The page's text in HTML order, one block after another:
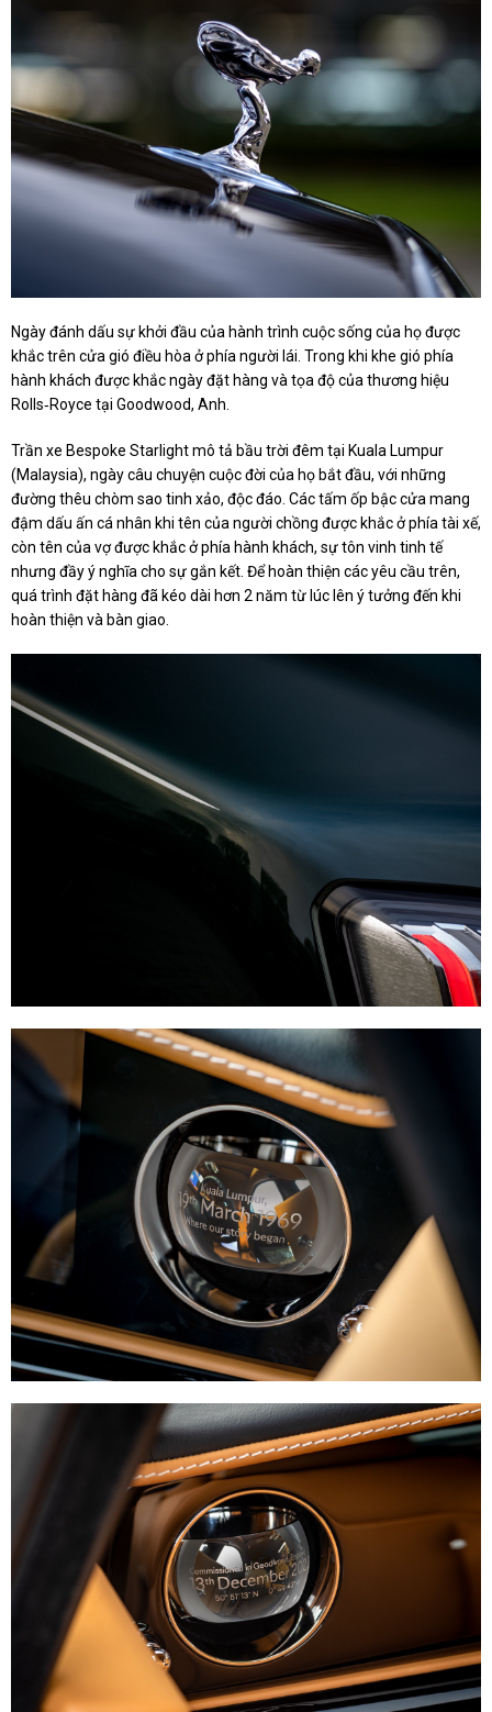
Ngày đánh dấu sự khởi đầu của hành trình cuộc sống của họ được
khắc trên cửa gió điều hòa ở phía người lái. Trong khi khe gió phía
hành khách được khắc ngày đặt hàng và tọa độ của thương hiệu
Rolls‑Royce tại Goodwood, Anh.
Trần xe Bespoke Starlight mô tả bầu trời đêm tại Kuala Lumpur
(Malaysia), ngày câu chuyện cuộc đời của họ bắt đầu, với những
đường thêu chòm sao tinh xảo, độc đáo. Các tấm ốp bậc cửa mang
đậm dấu ấn cá nhân khi tên của người chồng được khắc ở phía tài xế,
còn tên của vợ được khắc ở phía hành khách, sự tôn vinh tinh tế
nhưng đầy ý nghĩa cho sự gắn kết. Để hoàn thiện các yêu cầu trên,
quá trình đặt hàng đã kéo dài hơn 2 năm từ lúc lên ý tưởng đến khi
hoàn thiện và bàn giao.